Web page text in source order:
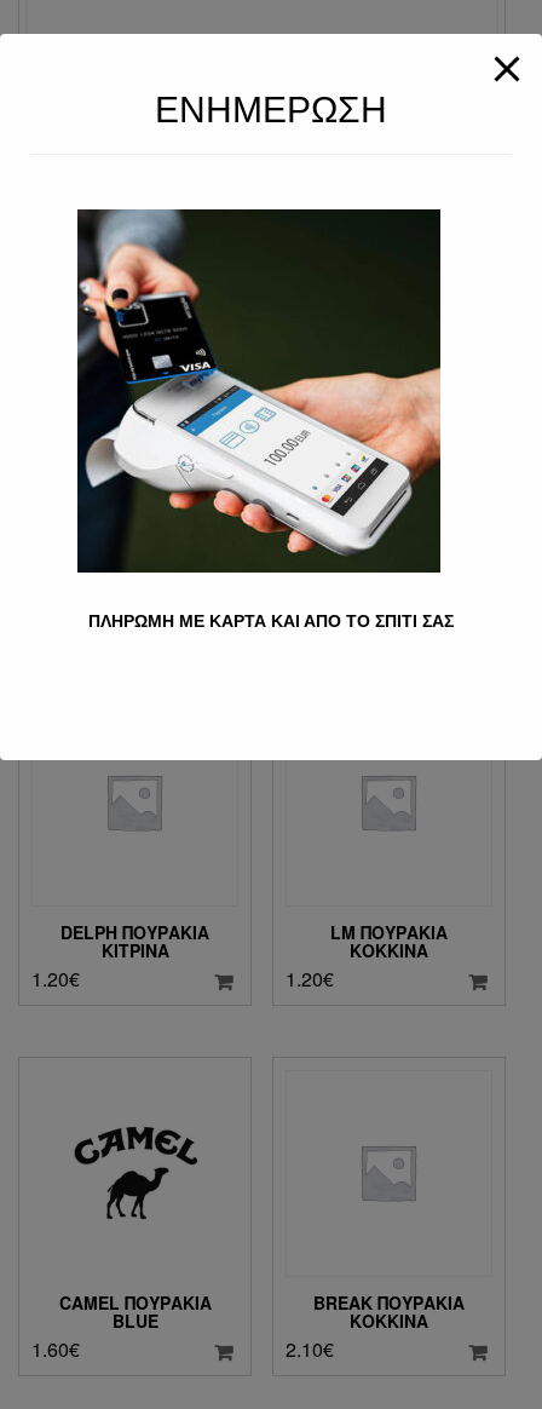
LM ΠΟΥΡΆΚΙΑ ΜΠΛΕ
Προσθήκη στο καλάθι
DELPH ΠΟΥΡΆΚΙΑ
ΚΊΤΡΙΝΑ
1.20€
LM ΠΟΥΡΆΚΙΑ
ΚΌΚΚΙΝΑ
1.20€
CAMEL ΠΟΥΡΆΚΙΑ
BLUE
1.60€
BREAK ΠΟΥΡΆΚΙΑ
ΚΌΚΚΙΝΑ
2.10€
ΕΝΗΜΕΡΩΣΗ
ΠΛΗΡΩΜΗ ΜΕ ΚΑΡΤΑ ΚΑΙ ΑΠΟ ΤΟ ΣΠΙΤΙ ΣΑΣ